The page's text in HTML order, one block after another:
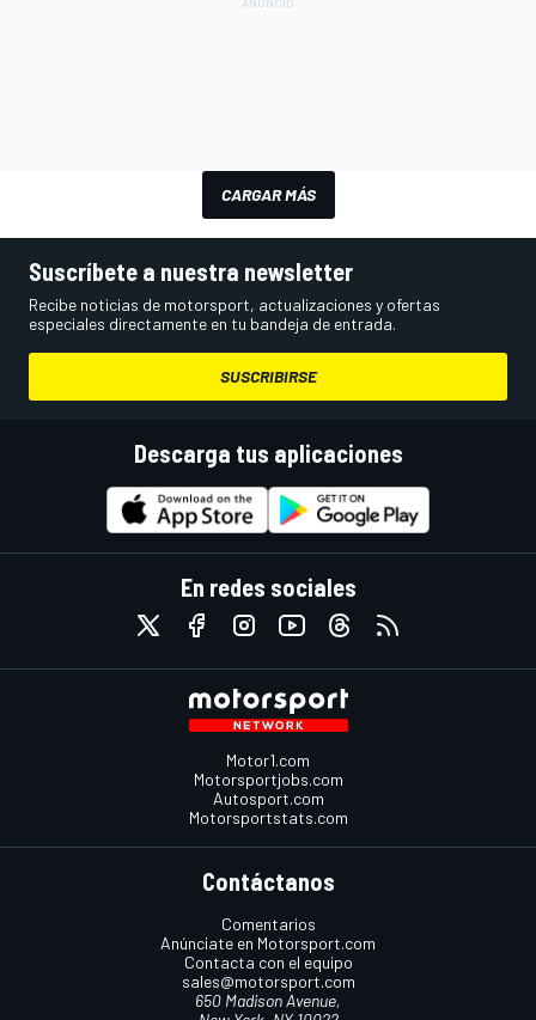
CARGAR MÁS
Suscríbete a nuestra newsletter
Recibe noticias de motorsport, actualizaciones y ofertas
especiales directamente en tu bandeja de entrada.
SUSCRIBIRSE
Descarga tus aplicaciones
En redes sociales
Motor1.com
Motorsportjobs.com
Autosport.com
Motorsportstats.com
Contáctanos
Comentarios
Anúnciate en Motorsport.com
Contacta con el equipo
sales@motorsport.com
650 Madison Avenue,